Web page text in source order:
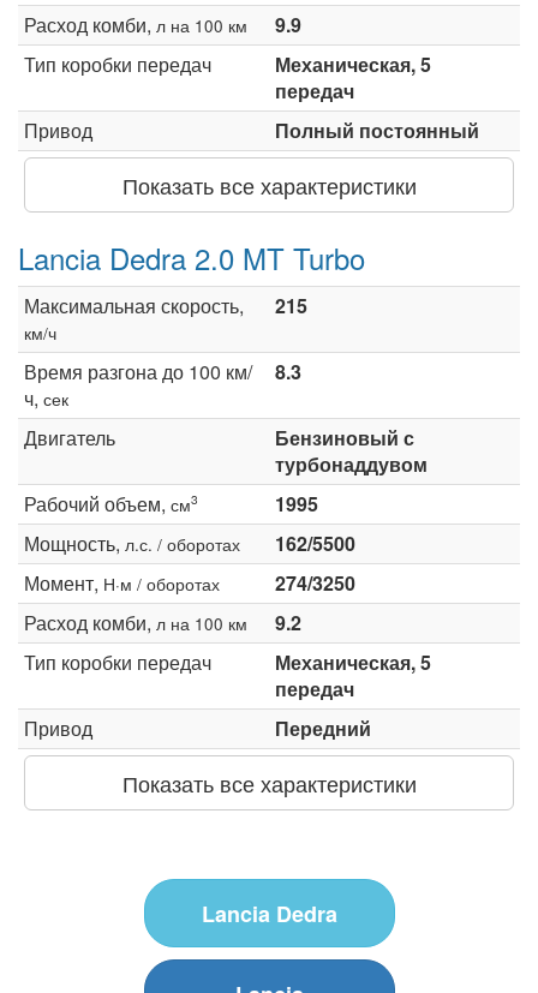
Расход комби, л на 100 км
9.9
Тип коробки передач
Механическая, 5
передач
Привод
Полный постоянный
Показать все характеристики
Lancia Dedra 2.0 MT Turbo
Максимальная скорость,
км/ч
215
Время разгона до 100 км/
ч, сек
8.3
Двигатель
Бензиновый с
турбонаддувом
Рабочий объем, см3
1995
Мощность, л.с. / оборотах
162/5500
Момент, Н·м / оборотах
274/3250
Расход комби, л на 100 км
9.2
Тип коробки передач
Механическая, 5
передач
Привод
Передний
Показать все характеристики
Lancia Dedra